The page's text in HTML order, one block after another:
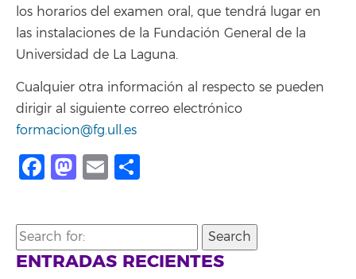
los horarios del examen oral, que tendrá lugar en
las instalaciones de la Fundación General de la
Universidad de La Laguna.
Cualquier otra información al respecto se pueden
dirigir al siguiente correo electrónico
formacion@fg.ull.es
Facebook
Mastodon
Email
Search
for:
ENTRADAS RECIENTES